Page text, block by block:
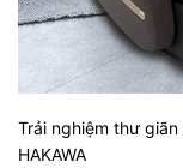
Trải nghiệm thư
HAKAWA